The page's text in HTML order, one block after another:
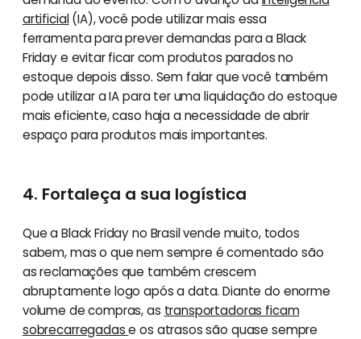
artificial(IA), você pode utilizar mais essa
ferramenta para prever demandas para a Black
Friday e evitar ficar com produtos parados no
estoque depois disso. Sem falar que você também
pode utilizar a IA para ter uma liquidação do estoque
mais eficiente, caso haja a necessidade de abrir
espaço para produtos mais importantes.
4. Fortaleça a sua logística
Que a Black Friday no Brasil vende muito, todos
sabem, mas o que nem sempre é comentado são
as reclamações que também crescem
abruptamente logo após a data. Diante do enorme
volume de compras, as transportadoras ficam
sobrecarregadase os atrasos são quase sempre